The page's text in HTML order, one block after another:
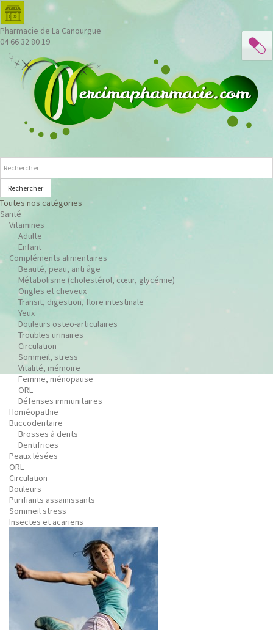
Pharmacie de La Canourgue
04 66 32 80 19
Rechercher
Toutes nos catégories
Santé
Vitamines
Adulte
Enfant
Compléments alimentaires
Beauté, peau, anti âge
Métabolisme (cholestérol, cœur, glycémie)
Ongles et cheveux
Transit, digestion, flore intestinale
Yeux
Douleurs osteo-articulaires
Troubles urinaires
Circulation
Sommeil, stress
Vitalité, mémoire
Femme, ménopause
ORL
Défenses immunitaires
Homéopathie
Buccodentaire
Brosses à dents
Dentifrices
Peaux lésées
ORL
Circulation
Douleurs
Purifiants assainissants
Sommeil stress
Insectes et acariens